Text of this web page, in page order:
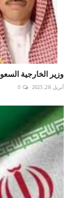
وزير الخارجية
أبريل 28, 2025 0